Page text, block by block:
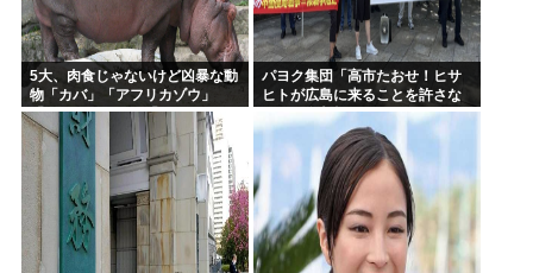
5大、肉食じゃないけど凶暴な動
物「カバ」「アフリカゾウ」
「バッファロー」「コーカサス
オオカブト」
パヨク集団「高市たおせ！ヒサ
ヒトが広島に来ることを許さな
い！天皇制打倒！」